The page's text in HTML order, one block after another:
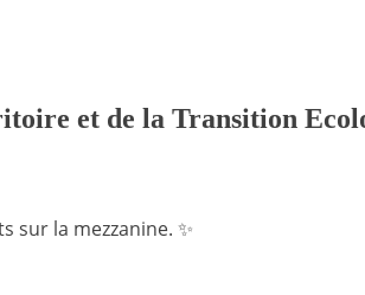
et de la Transition
la mezzanine. ✨